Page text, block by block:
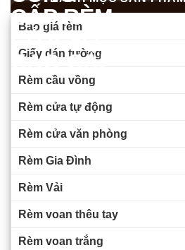
Báo giá rèm
Giấy dán tường
Rèm cầu vồng
Rèm cửa tự động
Rèm cửa văn phòng
Rèm Gia Đình
Rèm Vải
Rèm voan thêu tay
Rèm voan trắng